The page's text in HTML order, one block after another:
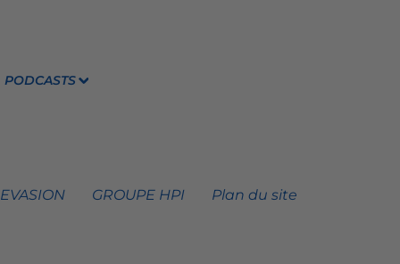
PODCASTS
GROUPE HPI Plan du site